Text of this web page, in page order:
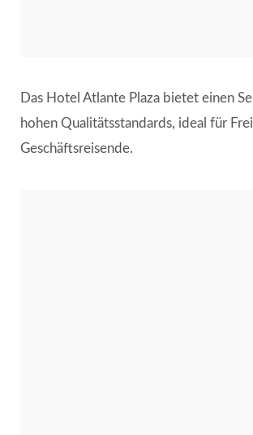
Das Hotel Atlante Plaza bietet einen
hohen Qualitätsstandards, ideal für
Geschäftsreisende.